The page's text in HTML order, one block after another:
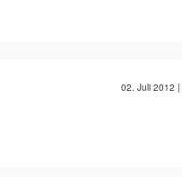
02. Juli 2012 |